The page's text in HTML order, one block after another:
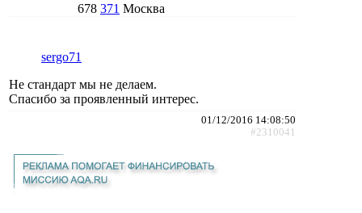
678 371 Москва
sergo71
Не стандарт мы не делаем.
Спасибо за проявленный интерес.
01/12/2016 14:08:50
#2310041